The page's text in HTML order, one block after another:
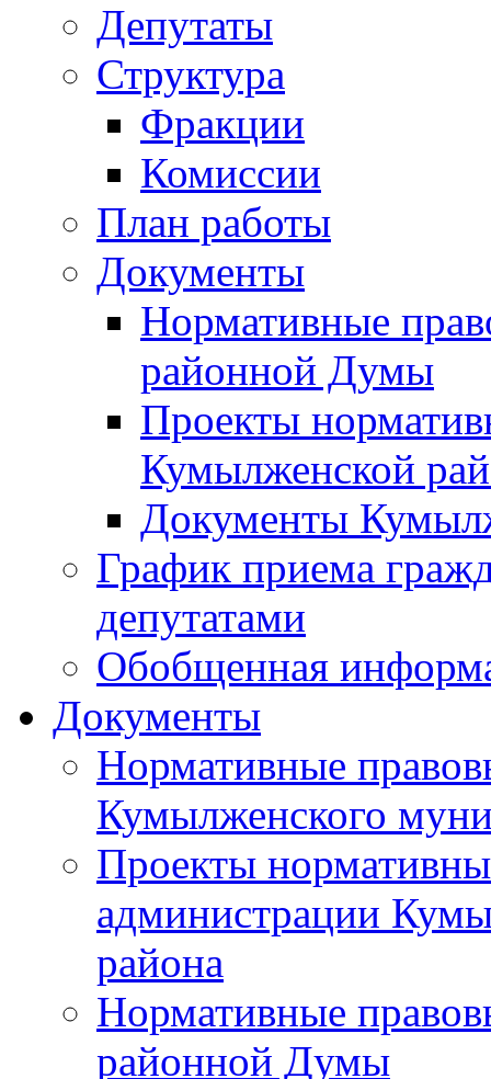
Депутаты
Структура
Фракции
Комиссии
План работы
Документы
Нормативные
районной Думы
Проекты
Кумылженской
Документы
График приема
депутатами
Обобщенная
Документы
Нормативные
Кумылженского
Проекты
администрации
района
Нормативные
районной Думы